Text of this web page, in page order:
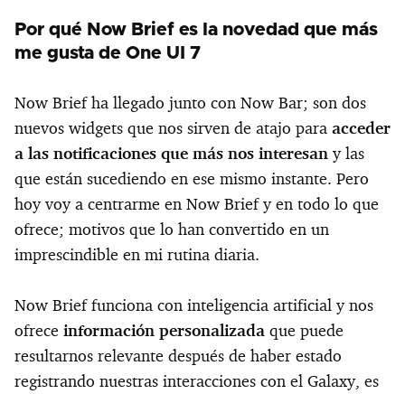
Por qué Now Brief es la novedad que más
me gusta de One UI 7
Now Brief ha llegado junto con Now Bar; son dos
nuevos widgets que nos sirven de atajo para acceder
a las notificaciones que más nos interesan y las
que están sucediendo en ese mismo instante. Pero
hoy voy a centrarme en Now Brief y en todo lo que
ofrece; motivos que lo han convertido en un
imprescindible en mi rutina diaria.
Now Brief funciona con inteligencia artificial y nos
ofrece información personalizada que puede
resultarnos relevante después de haber estado
registrando nuestras interacciones con el Galaxy, es